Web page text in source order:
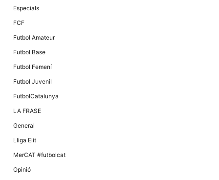
Especials
FCF
Futbol Amateur
Futbol Base
Futbol Femení
Futbol Juvenil
FutbolCatalunya
LA FRASE
General
Lliga Elit
MerCAT #futbolcat
Opinió